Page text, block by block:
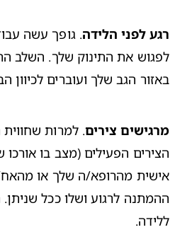
רגע לפני הלידה
באזור הגב שלך ועוברים לכיוון
מרגישים צירים
אישית מהרופא/ה שלך או
ללידה.